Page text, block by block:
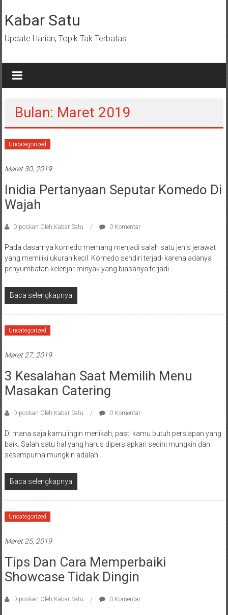
ke
konten
Kabar Satu
Update Harian, Topik Tak Terbatas
Bulan: Maret 2019
Uncategorized
Maret 30, 2019
Inidia Pertanyaan Seputar Komedo Di
Wajah
Diposkan Oleh:Kabar Satu 0 Komentar
Pada dasarnya komedo memang menjadi salah satu jenis jerawat
yang memiliki ukuran kecil. Komedo sendiri terjadi karena adanya
penyumbatan kelenjar minyak yang biasanya terjadi
Baca selengkapnya
Uncategorized
Maret 27, 2019
3 Kesalahan Saat Memilih Menu
Masakan Catering
Diposkan Oleh:Kabar Satu 0 Komentar
Di mana saja kamu ingin menikah, pasti kamu butuh persiapan yang
baik. Salah satu hal yang harus dipersiapkan sedini mungkin dan
sesempurna mungkin adalah
Baca selengkapnya
Uncategorized
Maret 25, 2019
Tips Dan Cara Memperbaiki
Showcase Tidak Dingin
Diposkan Oleh:Kabar Satu 0 Komentar